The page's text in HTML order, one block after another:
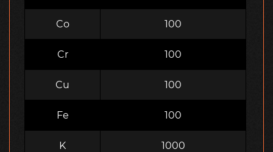
Co 100
Cr 100
Cu 100
Fe 100
K 1000